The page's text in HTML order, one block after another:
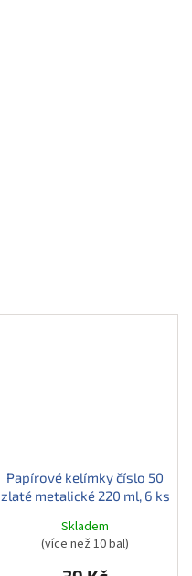
Papírové kelímky číslo 50
zlaté metalické 220 ml, 6 ks
Skladem
(více než 10 bal)